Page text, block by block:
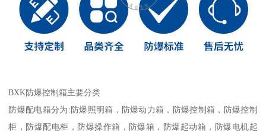
BXK防爆控制箱主要分类
防爆配电箱分为:防爆照明箱，防爆动力箱，防爆控制箱，防爆控制
柜，防爆配电柜，防爆操作箱，防爆箱，防爆起动箱，防爆电机起